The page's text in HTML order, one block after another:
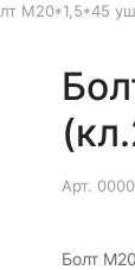
М20*1,5*45
Арт.
Болт